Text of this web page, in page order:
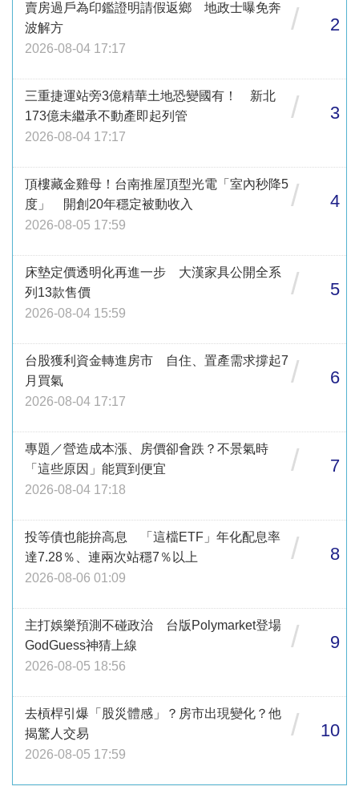
賣房過戶為印鑑證明請假返鄉 地政士曝免奔
波解方
2026-08-04 17:17
/ 2
三重捷運站旁3億精華土地恐變國有！ 新北
173億未繼承不動產即起列管
2026-08-04 17:17
/ 3
頂樓藏金雞母！台南推屋頂型光電「室內秒降5
度」 開創20年穩定被動收入
2026-08-05 17:59
/ 4
床墊定價透明化再進一步 大漢家具公開全系
列13款售價
2026-08-04 15:59
/ 5
台股獲利資金轉進房市 自住、置產需求撐起7
月買氣
2026-08-04 17:17
/ 6
專題／營造成本漲、房價卻會跌？不景氣時
「這些原因」能買到便宜
2026-08-04 17:18
/ 7
投等債也能拚高息 「這檔ETF」年化配息率
達7.28％、連兩次站穩7％以上
2026-08-06 01:09
/ 8
主打娛樂預測不碰政治 台版Polymarket登場
GodGuess神猜上線
2026-08-05 18:56
/ 9
去槓桿引爆「股災體感」？房市出現變化？他
揭驚人交易
2026-08-05 17:59
/ 10